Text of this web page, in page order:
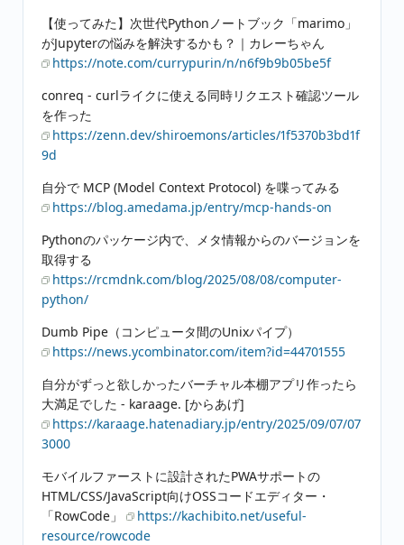
【使ってみた】次世代Pythonノートブック「marimo」
がJupyterの悩みを解決するかも？｜カレーちゃん
https://note.com/currypurin/n/n6f9b9b05be5f
conreq - curlライクに使える同時リクエスト確認ツール
を作った
https://zenn.dev/shiroemons/articles/1f5370b3bd1f
9d
自分で MCP (Model Context Protocol) を喋ってみる
https://blog.amedama.jp/entry/mcp-hands-on
Pythonのパッケージ内で、メタ情報からのバージョンを
取得する
https://rcmdnk.com/blog/2025/08/08/computer-
python/
Dumb Pipe（コンピュータ間のUnixパイプ）
https://news.ycombinator.com/item?id=44701555
自分がずっと欲しかったバーチャル本棚アプリ作ったら
大満足でした - karaage. [からあげ]
https://karaage.hatenadiary.jp/entry/2025/09/07/07
3000
モバイルファーストに設計されたPWAサポートの
HTML/CSS/JavaScript向けOSSコードエディター・
「RowCode」
https://kachibito.net/useful-
resource/rowcode